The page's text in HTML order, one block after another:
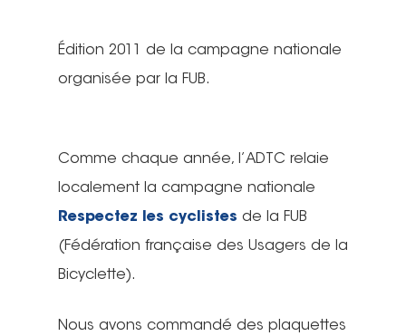
Édition 2011 de la campagne nationale
organisée par la FUB.
Comme chaque année, l’ADTC relaie
localement la campagne nationale
Respectez les cyclistes de la FUB
(Fédération française des Usagers de la
Bicyclette).
Nous avons commandé des plaquettes